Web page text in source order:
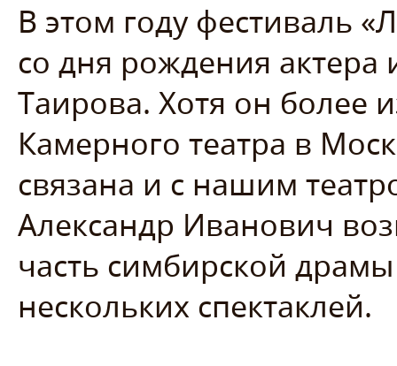
В этом году фестиваль
со дня рождения актера
Таирова. Хотя он более
Камерного театра в
связана и с нашим
Александр Иванович
часть симбирской
нескольких спектаклей.